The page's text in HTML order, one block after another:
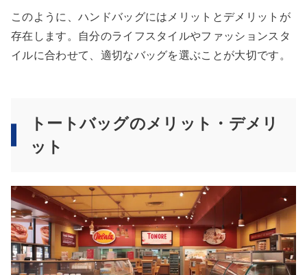
このように、ハンドバッグにはメリットとデメリットが
存在します。自分のライフスタイルやファッションスタ
イルに合わせて、適切なバッグを選ぶことが大切です。
トートバッグのメリット・デメリ
ット